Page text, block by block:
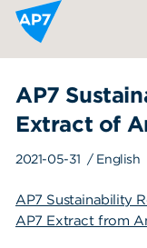
Hoppa till innehållet
AP7
Extract of
2021-05-31 / English
AP7 Sustainability
AP7 Extract from